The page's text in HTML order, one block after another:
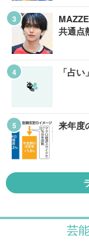
共通点
「占
来年度